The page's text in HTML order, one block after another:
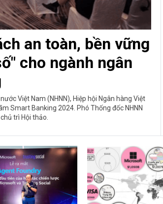
an toàn, bền vững
cho ngành ngân
Việt Nam (NHNN), Hiệp hội Ngân hàng Việt
Smart Banking 2024. Phó Thống đốc NHNN
trì Hội thảo.